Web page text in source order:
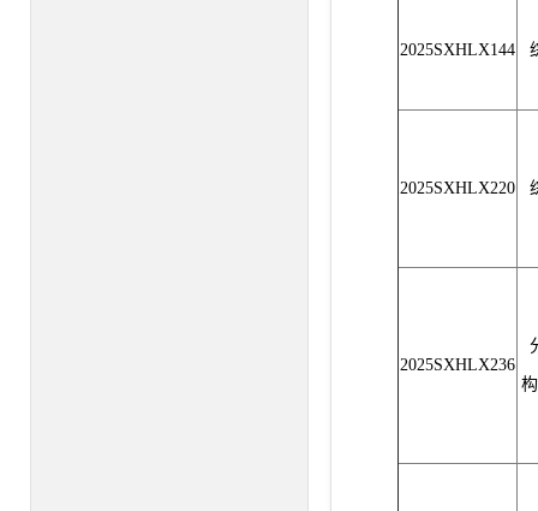
2025SXHLX144
2025SXHLX220
2025SXHLX236